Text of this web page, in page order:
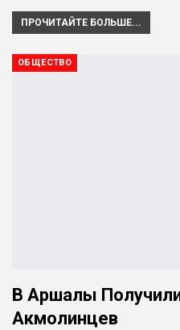
ПРОЧИТАЙТЕ БОЛЬШЕ...
ОБЩЕСТВО
В Аршалы
Акмолинцев